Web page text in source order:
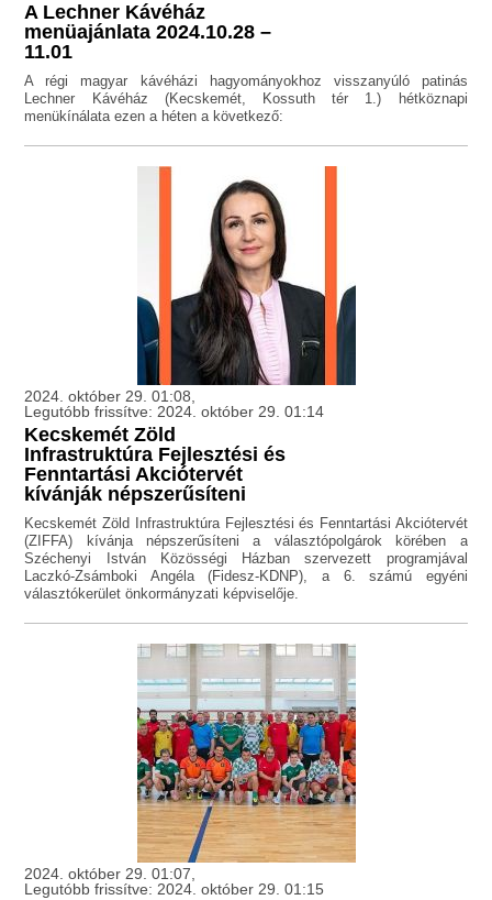
A Lechner Kávéház
menüajánlata 2024.10.28 –
11.01
A régi magyar kávéházi hagyományokhoz visszanyúló patinás
Lechner Kávéház (Kecskemét, Kossuth tér 1.) hétköznapi
menükínálata ezen a héten a következő:
2024. október 29. 01:08,
Legutóbb frissítve: 2024. október 29. 01:14
Kecskemét Zöld
Infrastruktúra Fejlesztési és
Fenntartási Akciótervét
kívánják népszerűsíteni
Kecskemét Zöld Infrastruktúra Fejlesztési és Fenntartási Akciótervét
(ZIFFA) kívánja népszerűsíteni a választópolgárok körében a
Széchenyi István Közösségi Házban szervezett programjával
Laczkó-Zsámboki Angéla (Fidesz-KDNP), a 6. számú egyéni
választókerület önkormányzati képviselője.
2024. október 29. 01:07,
Legutóbb frissítve: 2024. október 29. 01:15